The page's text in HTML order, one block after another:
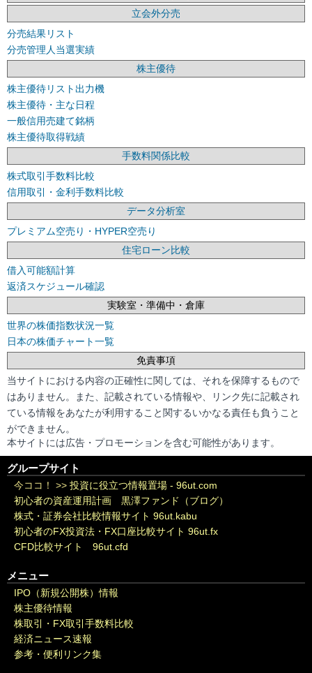
立会外分売
分売結果リスト
分売管理人当選実績
株主優待
株主優待リスト出力機
株主優待・主な日程
一般信用売建て銘柄
株主優待取得戦績
手数料関係比較
株式取引手数料比較
信用取引・金利手数料比較
データ分析室
プレミアム空売り・HYPER空売り
住宅ローン比較
借入可能額計算
返済スケジュール確認
実験室・準備中・倉庫
世界の株価指数状況一覧
日本の株価チャート一覧
免責事項
当サイトにおける内容の正確性に関しては、それを保障するもので
はありません。また、記載されている情報や、リンク先に記載され
ている情報をあなたが利用すること関するいかなる責任も負うこと
ができません。
本サイトには広告・プロモーションを含む可能性があります。
グループサイト
今ココ！ >> 投資に役立つ情報置場 - 96ut.com
初心者の資産運用計画 黒澤ファンド（ブログ）
株式・証券会社比較情報サイト 96ut.kabu
初心者のFX投資法・FX口座比較サイト 96ut.fx
CFD比較サイト 96ut.cfd
メニュー
IPO（新規公開株）情報
株主優待情報
株取引・FX取引手数料比較
経済ニュース速報
参考・便利リンク集